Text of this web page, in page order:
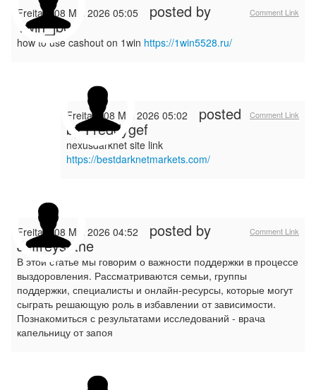
Comment Link
Freitag, 08 Mai 2026 05:05 posted by
1win_jbor
how to use cashout on 1win https://1win5528.ru/
Comment Link
Freitag, 08 Mai 2026 05:02 posted
byFreddygef
nexusdarknet site link
https://bestdarknetmarkets.com/
Comment Link
Freitag, 08 Mai 2026 04:52 posted by
Jeffreysathe
В этой статье мы говорим о важности поддержки в процессе
выздоровления. Рассматриваются семьи, группы
поддержки, специалисты и онлайн-ресурсы, которые могут
сыграть решающую роль в избавлении от зависимости.
Познакомиться с результатами исследований - врача
капельницу от запоя